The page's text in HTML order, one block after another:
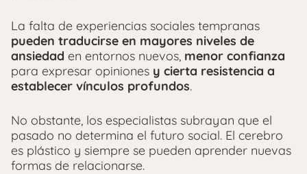
La falta de experiencias sociales tempranas
pueden traducirse en mayores niveles de
ansiedad en entornos nuevos, menor confianza
para expresar opiniones y cierta resistencia a
establecer vínculos profundos.
No obstante, los especialistas subrayan que el
pasado no determina el futuro social. El cerebro
es plástico y siempre se pueden aprender nuevas
formas de relacionarse.